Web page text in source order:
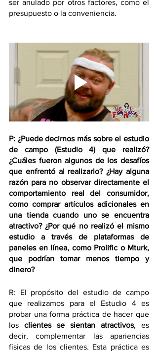
ser anulado por otros factores, como el
presupuesto o la conveniencia.
P: ¿Puede decirnos más sobre el estudio
de campo (Estudio 4) que realizó?
¿Cuáles fueron algunos de los desafíos
que enfrentó al realizarlo? ¿Hay alguna
razón para no observar directamente el
comportamiento real del consumidor,
como comprar artículos adicionales en
una tienda cuando uno se encuentra
atractivo? ¿Por qué no realizó el mismo
estudio a través de plataformas de
paneles en línea, como Prolific o Mturk,
que podrían tomar menos tiempo y
dinero?
R: El propósito del estudio de campo
que realizamos para el Estudio 4 es
probar una forma práctica de hacer que
los clientes se sientan atractivos, es
decir, complementar las apariencias
físicas de los clientes. Esta práctica es